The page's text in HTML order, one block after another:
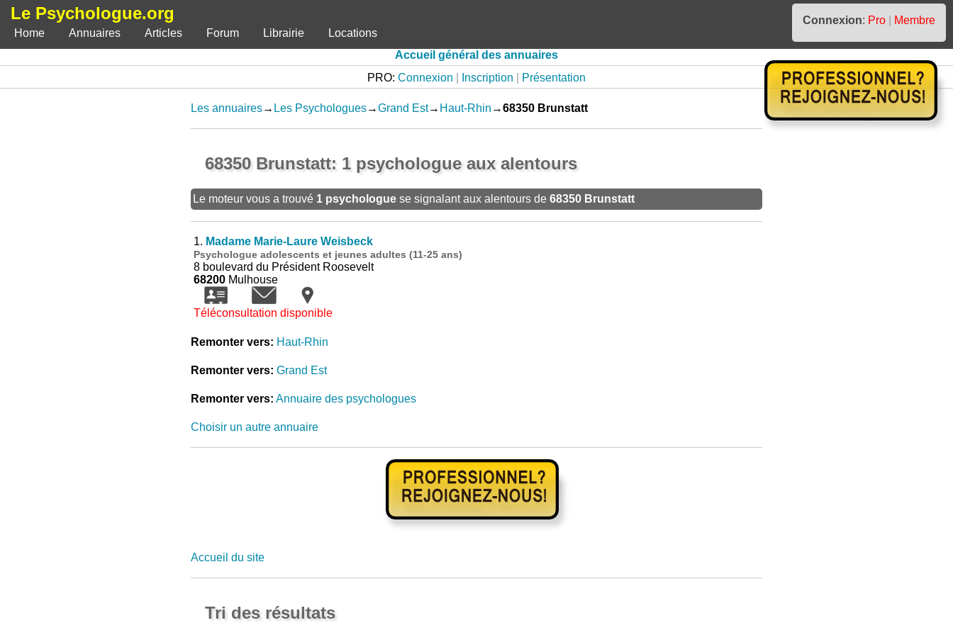
Le Psychologue.org Connexion: Pro
Membre
Home
Annuaires Articles Forum Librairie
Locations
Accueil général des annuaires
PRO: Connexion Inscription Présentation
Les annuaires→ Les Psychologues→Grand Est→ Haut-Rhin →68350 Brunstatt
68350 Brunstatt: 1 psychologue aux alentours
Le moteur vous a trouvé 1 psychologuese signalant aux alentours de 68350 Brunstatt
1. Madame Marie-Laure Weisbeck
Psychologue adolescents et jeunes adultes (11-25 ans)
8 boulevard du Président Roosevelt
68200Mulhouse
Téléconsultation disponible
Remonter vers: Haut-Rhin
Remonter vers: Grand Est
Remonter vers: Annuaire des psychologues
Choisir un autre annuaire
Accueil du site
Tri des résultats